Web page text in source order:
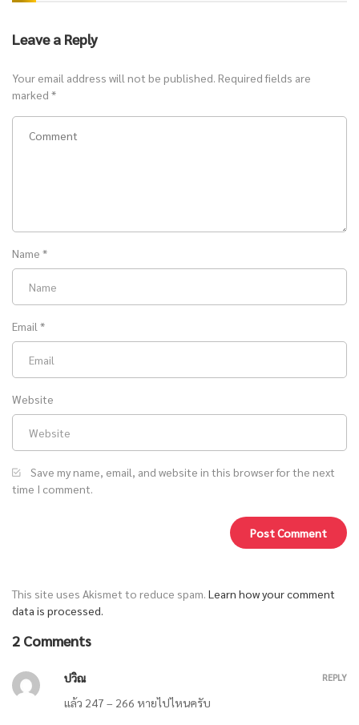
บทที่ 266 พาราชาหินไปกินข้าวโรงอาหาร (1/2)
บทที่ 265 ราชาหินเสด็จมาถึง และทรงตกตะลึงเมื่อเสด็จเข้าเมือง (2/2)
บทที่ 265 ราชาหินเสด็จมาถึง และทรงตกตะลึงเมื่อเสด็จเข้าเมือง (1/2)
บทที่ 264 การสอนภาคสนามของอาจารย์ผู้เชี่ยวชาญ (1/2)
บทที่ 264 การสอนภาคปฏิบัติของอาจารย์ (2/2)
Leave a Reply
Your email address will not be published. Required fields are
marked *
Name *
Email *
Website
Save my name, email, and website in this browser for the next
time I comment.
This site uses Akismet to reduce spam. Learn how your comment
data is processed.
2 Comments
ปวิณ
แล้ว 247 – 266 หายไปไหนครับ
REPLY